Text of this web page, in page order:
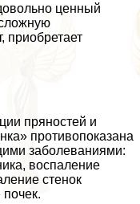
ценный
приобретает
пряностей и
противопоказана
заболеваниями:
воспаление
стенок